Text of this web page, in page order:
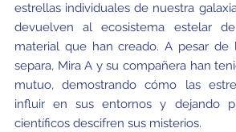
estrellas individuales de nuestra
devuelven al ecosistema estelar
material que han creado. A pesar de
separa, Mira A y su compañera han
mutuo, demostrando cómo las
influir en sus entornos y dejando
científicos descifren sus misterios.